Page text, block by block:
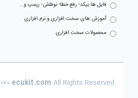
فایل ها بیکد- رفع خطا- نوفلش- ریمپ و...
آموزش های سخت افزاری و نرم افزاری
محصولات سخت افزاری
ecukit.com All Rights Reserved.